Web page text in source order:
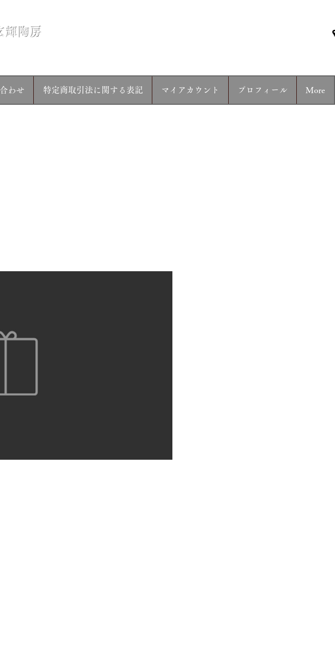
輝陶房
わせ 特定商取引法に関する表記 マイアカウント プロフィール More